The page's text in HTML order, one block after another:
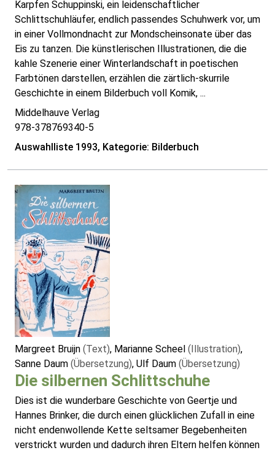
Karpfen Schuppinski, ein leidenschaftlicher
Schlittschuhläufer, endlich passendes Schuhwerk vor, um
in einer Vollmondnacht zur Mondscheinsonate über das
Eis zu tanzen. Die künstlerischen Illustrationen, die die
kahle Szenerie einer Winterlandschaft in poetischen
Farbtönen darstellen, erzählen die zärtlich-skurrile
Geschichte in einem Bilderbuch voll Komik, ...
Middelhauve Verlag
978-378769340-5
Auswahlliste 1993, Kategorie: Bilderbuch
Margreet Bruijn (Text), Marianne Scheel (Illustration),
Sanne Daum (Übersetzung), Ulf Daum (Übersetzung)
Die silbernen Schlittschuhe
Dies ist die wunderbare Geschichte von Geertje und
Hannes Brinker, die durch einen glücklichen Zufall in eine
nicht endenwollende Kette seltsamer Begebenheiten
verstrickt wurden und dadurch ihren Eltern helfen können